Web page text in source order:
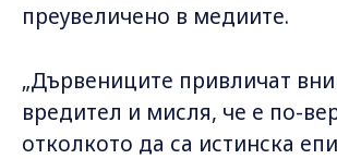
преувеличено в медиите.
„Дървениците привличат
вредител и мисля, че е по-
отколкото да са истинска